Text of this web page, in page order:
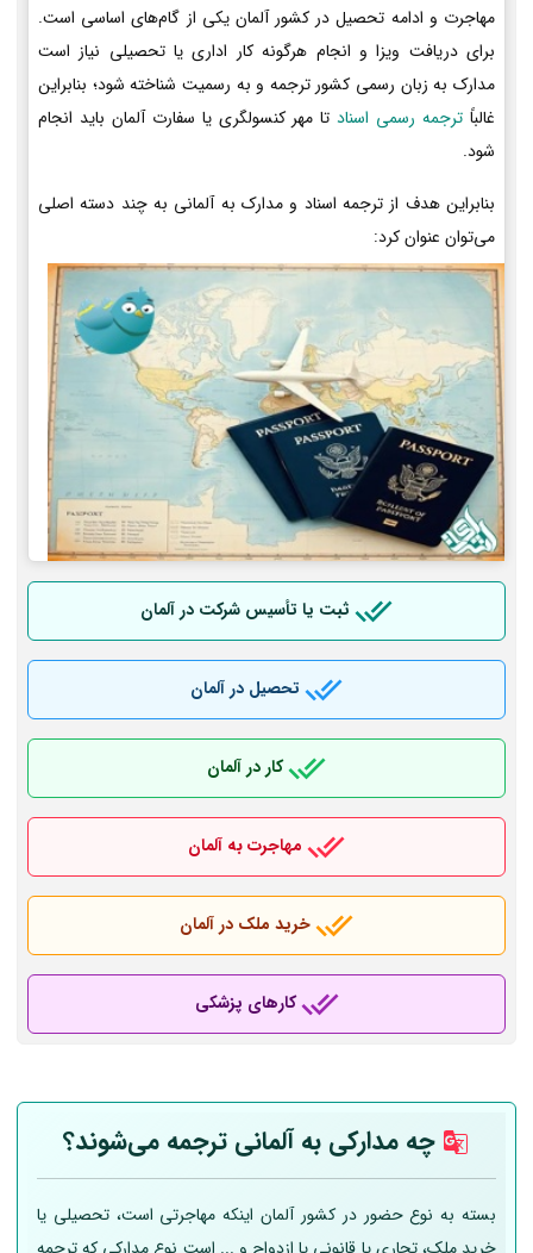
مهاجرت و ادامه تحصیل در کشور آلمان یکی از گام‌های اساسی است.
برای دریافت ویزا و انجام هرگونه کار اداری یا تحصیلی نیاز است
مدارک به زبان رسمی کشور ترجمه و به رسمیت شناخته شود؛ بنابراین
غالباً ترجمه رسمی اسنادتا مهر کنسولگری یا سفارت آلمان باید انجام
شود.
بنابراین هدف از ترجمه اسناد و مدارک به آلمانی به چند دسته اصلی
می‌توان عنوان کرد:
ثبت یا تأسیس شرکت در آلمان
تحصیل در آلمان
کار در آلمان
مهاجرت به آلمان
خرید ملک در آلمان
کارهای پزشکی
چه مدارکی بهآلمانی ترجمه می‌شوند؟
بسته به نوع حضور در کشور آلمان اینکه مهاجرتی است، تحصیلی یا